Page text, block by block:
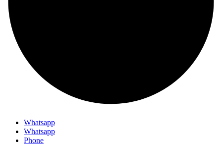
Whatsapp
Whatsapp
Phone